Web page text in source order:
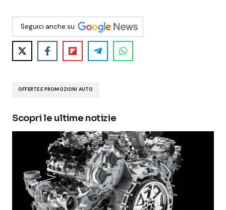
Seguici anche su
OFFERTE E PROMOZIONI AUTO
Scopri le ultime notizie